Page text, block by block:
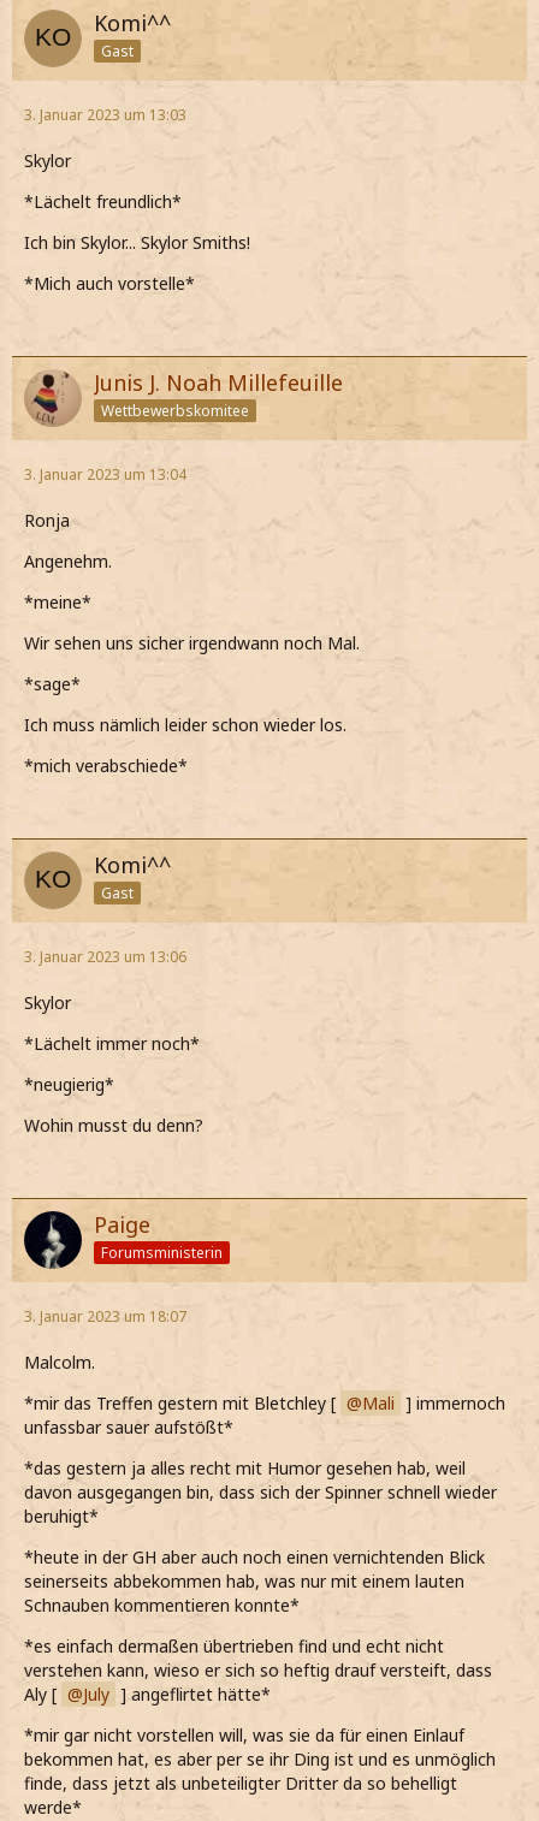
Komi^^
Gast
3. Januar 2023 um 13:03
Skylor
*Lächelt freundlich*
Ich bin Skylor... Skylor Smiths!
*Mich auch vorstelle*
Junis J. Noah Millefeuille
Wettbewerbskomitee
3. Januar 2023 um 13:04
Ronja
Angenehm.
*meine*
Wir sehen uns sicher irgendwann noch Mal.
*sage*
Ich muss nämlich leider schon wieder los.
*mich verabschiede*
Komi^^
Gast
3. Januar 2023 um 13:06
Skylor
*Lächelt immer noch*
*neugierig*
Wohin musst du denn?
Paige
Forumsministerin
3. Januar 2023 um 18:07
Malcolm.
*mir das Treffen gestern mit Bletchley [
Mali ] immernoch
unfassbar sauer aufstößt*
*das gestern ja alles recht mit Humor gesehen hab, weil
davon ausgegangen bin, dass sich der Spinner schnell wieder
beruhigt*
*heute in der GH aber auch noch einen vernichtenden Blick
seinerseits abbekommen hab, was nur mit einem lauten
Schnauben kommentieren konnte*
*es einfach dermaßen übertrieben find und echt nicht
verstehen kann, wieso er sich so heftig drauf versteift, dass
Aly [
July ] angeflirtet hätte*
*mir gar nicht vorstellen will, was sie da für einen Einlauf
bekommen hat, es aber per se ihr Ding ist und es unmöglich
finde, dass jetzt als unbeteiligter Dritter da so behelligt
werde*